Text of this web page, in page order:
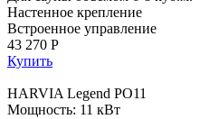
Настенное крепление
Встроенное управление
43 270 Р
Купить
HARVIA Legend PO11
Мощность: 11 кВт